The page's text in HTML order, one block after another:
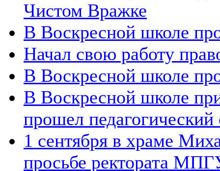
Чистом Вражке
В Воскресной школе
Начал свою работу
В Воскресной школе
В Воскресной школе
прошел педагогический
1 сентября в храме
просьбе ректората